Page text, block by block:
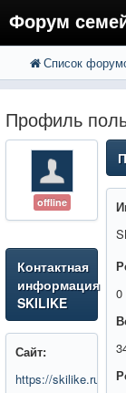
Форум
FAQ
Регистрация
Вход
Список
Профиль
offline
Контактная
информация
SKILIKE
Сайт:
https://skilike.ru
0